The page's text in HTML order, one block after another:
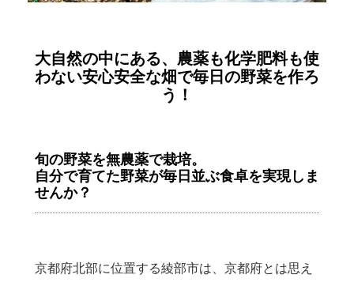
大自然の中にある、農薬も化学肥料も使
わない安心安全な畑で毎日の野菜を作ろ
う！
旬の野菜を無農薬で栽培。
自分で育てた野菜が毎日並ぶ食卓を実現しま
せんか？
京都府北部に位置する綾部市は、京都府とは思え